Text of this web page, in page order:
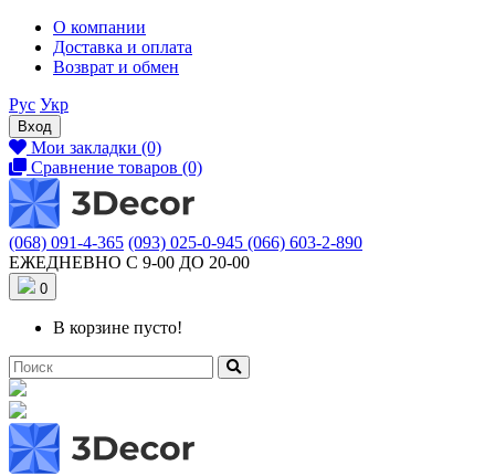
О компании
Доставка и оплата
Возврат и обмен
Рус Укр
Вход
Мои закладки (0)
Сравнение товаров (0)
(068) 091-4-365 (093) 025-0-945 (066) 603-2-890
ЕЖЕДНЕВНО С 9-00 ДО 20-00
0
В корзине пусто!